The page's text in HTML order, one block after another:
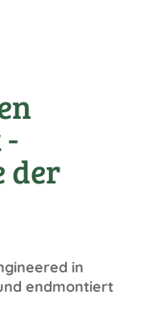
der
in
endmontiert